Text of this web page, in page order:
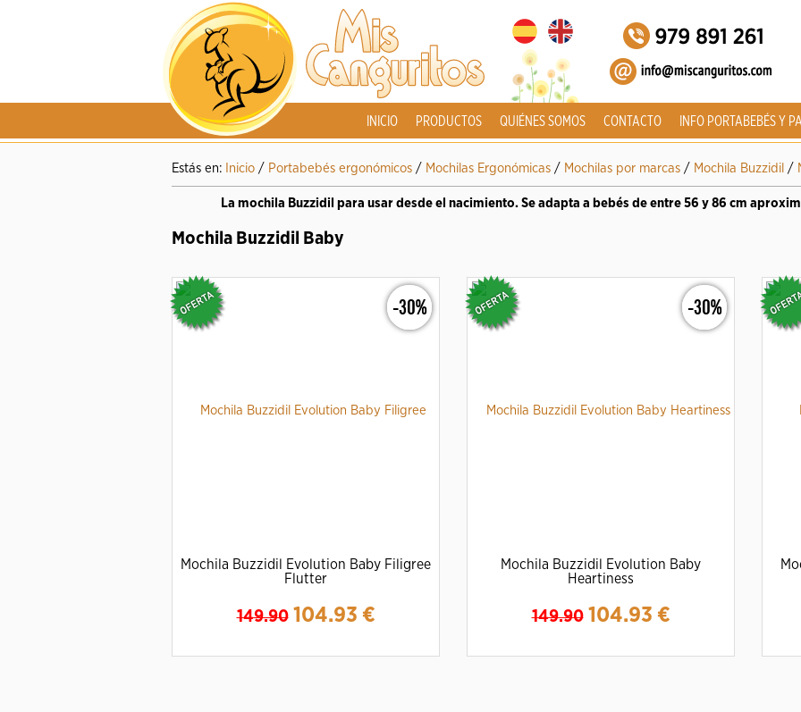
INICIO PRODUCTOS QUIÉNES SOMOS CONTACTO INFO PORTABEBÉS Y
Estás en: Inicio / Portabebés ergonómicos / Mochilas Ergonómicas / Mochilas por marcas / Mochila Buzzidil /
La mochila Buzzidil para usar desde el nacimiento. Se adapta a bebés de entre 56 y 86 cm
Mochila Buzzidil Baby
-30%
Mochila Buzzidil Evolution Baby Filigree
Flutter
149.90 104.93 €
-30%
Mochila Buzzidil Evolution Baby
Heartiness
149.90 104.93 €